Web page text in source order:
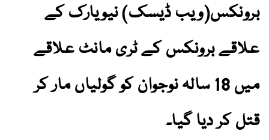
برونکس(ویب ڈیسک) نیویارک کے
علاقے برونکس کے ٹری مانٹ علاقے
میں 18 سالہ نوجوان کو گولیاں مار کر
قتل کر دیا گیا۔